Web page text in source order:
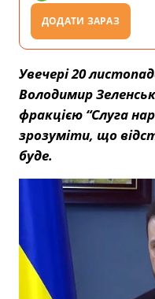
ДОДАТИ ЗАРАЗ
Увечері 20
Володимир
фракцією “Слуга
зрозуміти, що
буде.